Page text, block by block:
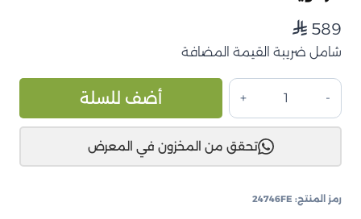
⃁ 589
شامل ضريبة القيمة المضافة
كمية
ممتصات
الصدمات
من
الرغوية
أضف للسلة
تحقق من المخزون في المعرض
رمز المنتج: 24746FE